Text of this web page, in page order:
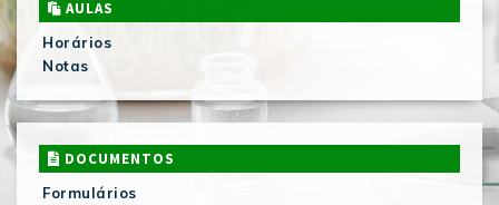
AULAS
Horários
Notas
DOCUMENTOS
Formulários